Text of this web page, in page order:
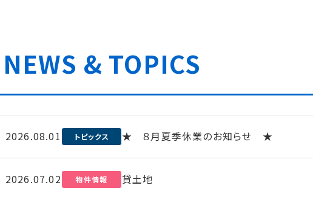
NEWS & TOPICS
2026.08.01 トピックス ★ ８月夏季休業のお知らせ ★
2026.07.02 物件情報 貸土地